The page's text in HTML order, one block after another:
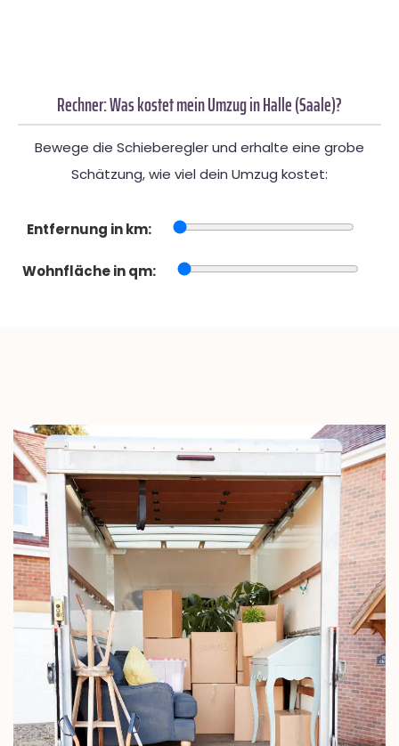
Rechner: Was kostet mein Umzug in Halle (Saale)?
Bewege die Schieberegler und erhalte eine grobe
Schätzung, wie viel dein Umzug kostet:
Entfernung in km:
Wohnfläche in qm: